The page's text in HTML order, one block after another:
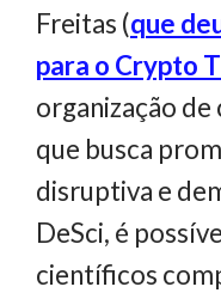
Freitas (que
para o Crypto
organização
que busca
disruptiva e
DeSci, é
científicos